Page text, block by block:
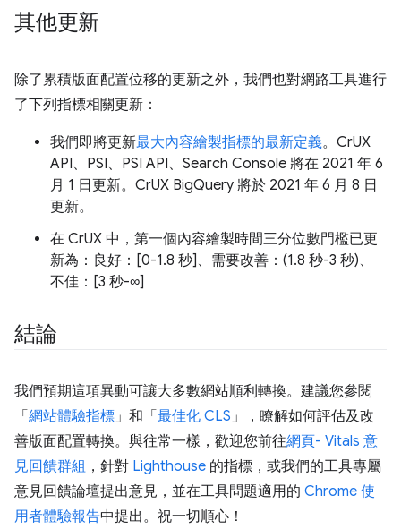
其他更新
除了累積版面配置位移的更新之外，我們也對網路工具進行
了下列指標相關更新：
我們即將更新最大內容繪製指標的最新定義。CrUX
API、PSI、PSI API、Search Console 將在 2021 年 6
月 1 日更新。CrUX BigQuery 將於 2021 年 6 月 8 日
更新。
在 CrUX 中，第一個內容繪製時間三分位數門檻已更
新為：良好：[0-1.8 秒]、需要改善：(1.8 秒-3 秒)、
不佳：[3 秒-∞]
結論
我們預期這項異動可讓大多數網站順利轉換。建議您參閱
「網站體驗指標 」和「最佳化 CLS 」，瞭解如何評估及改
善版面配置轉換。與往常一樣，歡迎您前往網頁- Vitals 意
見回饋群組 ，針對 Lighthouse 的指標，或我們的工具專屬
意見回饋論壇提出意見，並在工具問題適用的 Chrome 使
用者體驗報告中提出。祝一切順心！